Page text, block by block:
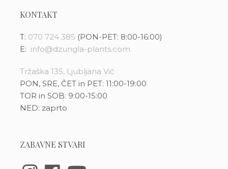
KONTAKT
T: 070 724 385 (PON-PET: 8:00-16:00)
E: info@dzungla-plants.com
Tržaška 135, Ljubljana Vič
PON, SRE, ČET in PET: 11:00-19:00
TOR in SOB: 9:00-15:00
NED: zaprto
ZABAVNE STVARI